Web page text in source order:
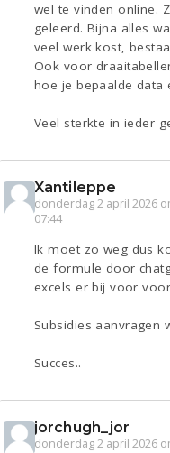
wel te vinden online.
geleerd. Bijna alles
veel werk kost,
Ook voor
hoe je bepaalde data
Veel sterkte in ieder
Xantileppe
donderdag 2 april 2026
07:44
Ik moet zo weg dus
de formule door
excels er bij voor
Subsidies aanvragen
Succes..
jorchugh_jor
donderdag 2 april 2026